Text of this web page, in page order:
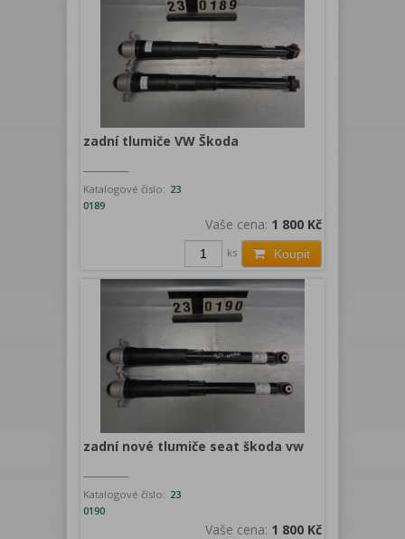
zadní tlumiče VW Škoda
Katalogové číslo: 23
0189
Vaše cena: 1 800 Kč
Koupit
ks
zadní nové tlumiče seat škoda vw
Katalogové číslo: 23
0190
Vaše cena: 1 800 Kč